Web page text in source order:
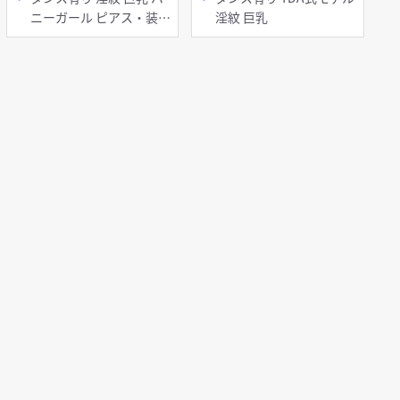
ニーガール ピアス・装飾
品 脱衣
淫紋 巨乳